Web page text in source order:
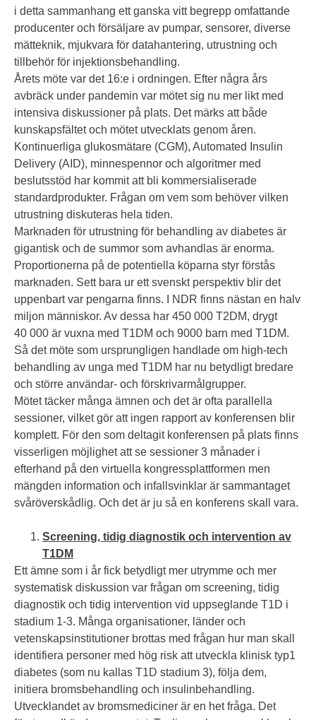
i detta sammanhang ett ganska vitt begrepp omfattande
producenter och försäljare av pumpar, sensorer, diverse
mätteknik, mjukvara för datahantering, utrustning och
tillbehör för injektionsbehandling.
Årets möte var det 16:e i ordningen. Efter några års
avbräck under pandemin var mötet sig nu mer likt med
intensiva diskussioner på plats. Det märks att både
kunskapsfältet och mötet utvecklats genom åren.
Kontinuerliga glukosmätare (CGM), Automated Insulin
Delivery (AID), minnespennor och algoritmer med
beslutsstöd har kommit att bli kommersialiserade
standardprodukter. Frågan om vem som behöver vilken
utrustning diskuteras hela tiden.
Marknaden för utrustning för behandling av diabetes är
gigantisk och de summor som avhandlas är enorma.
Proportionerna på de potentiella köparna styr förstås
marknaden. Sett bara ur ett svenskt perspektiv blir det
uppenbart var pengarna finns. I NDR finns nästan en halv
miljon människor. Av dessa har 450 000 T2DM, drygt
40 000 är vuxna med T1DM och 9000 barn med T1DM.
Så det möte som ursprungligen handlade om high-tech
behandling av unga med T1DM har nu betydligt bredare
och större användar- och förskrivarmålgrupper.
Mötet täcker många ämnen och det är ofta parallella
sessioner, vilket gör att ingen rapport av konferensen blir
komplett. För den som deltagit konferensen på plats finns
visserligen möjlighet att se sessioner 3 månader i
efterhand på den virtuella kongressplattformen men
mängden information och infallsvinklar är sammantaget
svåröverskådlig. Och det är ju så en konferens skall vara.
Screening, tidig diagnostik och intervention av
T1DM
Ett ämne som i år fick betydligt mer utrymme och mer
systematisk diskussion var frågan om screening, tidig
diagnostik och tidig intervention vid uppseglande T1D i
stadium 1-3. Många organisationer, länder och
vetenskapsinstitutioner brottas med frågan hur man skall
identifiera personer med hög risk att utveckla klinisk typ1
diabetes (som nu kallas T1D stadium 3), följa dem,
initiera bromsbehandling och insulinbehandling.
Utvecklandet av bromsmediciner är en het fråga. Det